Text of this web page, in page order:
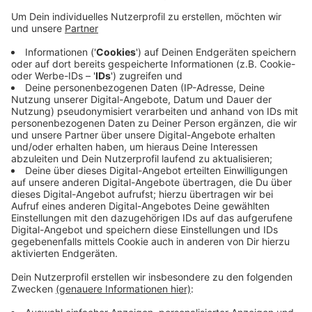
Anzeige
Diese Entwicklung zeige, dass es in der Bevölkerung
nach wie vor viel Unsicherheit gebe, heißt es vom
Bürger Bund Bonn. Polizei und Politik müssten daher
alle Maßnahmen ergreifen, um das Sicherheitsgefühl
wieder zu stärken. Wer einen kleinen Waffenschein
besitzt, darf jedezeit eine so genannte SRS-Waffe mit
sich führen. Dazu zählen zum Beispiel
Schreckschusspistolen.CM
Anzeige